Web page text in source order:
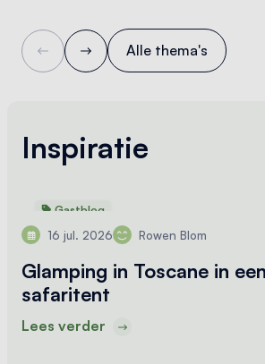
Alle thema's
Inspiratie
Gastblog
16 jul. 2026 Rowen Blom
Glamping in Toscane in
safaritent
Lees verder